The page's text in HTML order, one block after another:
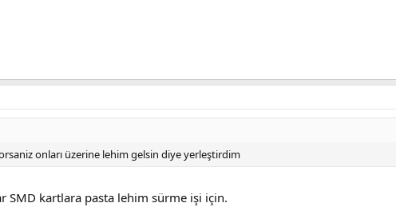
onları üzerine lehim gelsin diye yerleştirdim
SMD kartlara pasta lehim sürme işi için.